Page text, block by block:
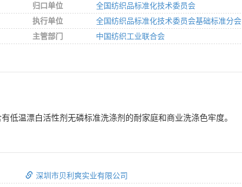
归口单位
全国纺织品标准化技术委员会
执行单位
全国纺织品标准化技术委员会基础标准分会
主管部门
中国纺织工业联合会
低温漂白活性剂无磷标准洗涤剂的耐家庭和商业洗涤色牢度。
深圳市贝利爽实业有限公司